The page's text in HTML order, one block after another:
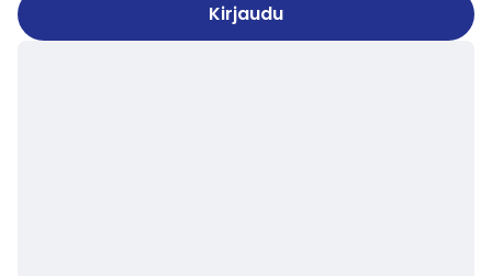
Kirjaudu